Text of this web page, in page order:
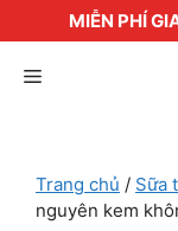
MIỄN PHÍ
đến Menu
Trang chủ / Sữa
nguyên kem